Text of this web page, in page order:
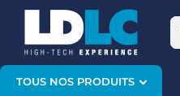
TOUS NOS PRODUITS